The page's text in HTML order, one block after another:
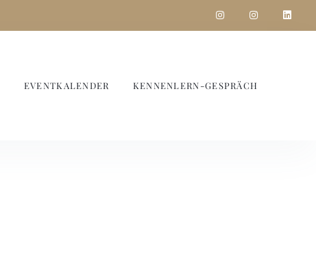
EVENTKALENDER KENNENLERN-GESPRÄCH